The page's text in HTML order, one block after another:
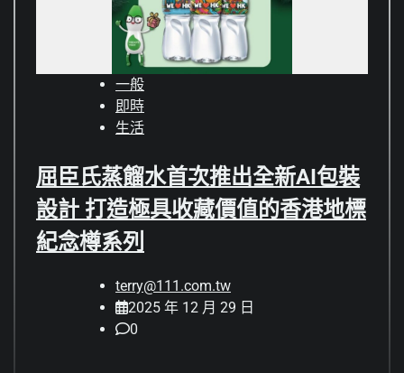
一般
即時
生活
屈臣氏蒸餾水首次推出全新AI包裝
設計 打造極具收藏價值的香港地標
紀念樽系列
terry@111.com.tw
2025 年 12 月 29 日
0